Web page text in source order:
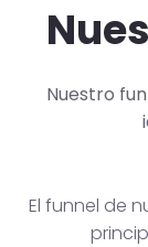
Nuestro
El funnel de